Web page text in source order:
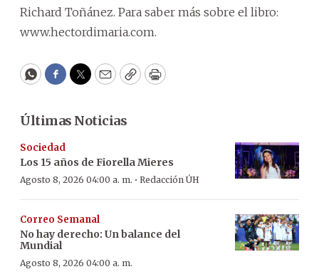
Richard Toñánez. Para saber más sobre el libro:
www.hectordimaria.com.
WhatsApp
Facebook
Twitter
EmailCopyPrint
Últimas Noticias
Sociedad
Los 15 años de Fiorella Mieres
Agosto 8, 2026 04:00 a. m. · Redacción ÚH
Correo Semanal
No hay derecho: Un balance del
Mundial
Agosto 8, 2026 04:00 a. m.